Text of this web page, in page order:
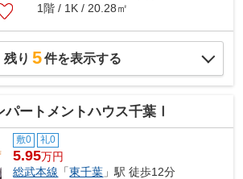
1階 / 1K / 20.28㎡
残り 5件を表示する
パートメントハウス千葉Ⅰ
敷0 礼0
5.95万円
総武本線 「東千葉 」駅 徒歩12分